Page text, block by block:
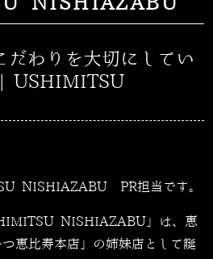
だわりを大切にしてい
USHIMITSU
NISHIAZABU PR担当です。
NISHIAZABU」は、恵
恵比寿本店」の姉妹店として誕